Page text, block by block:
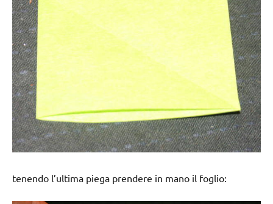
tenendo l’ultima piega prendere in mano il foglio: